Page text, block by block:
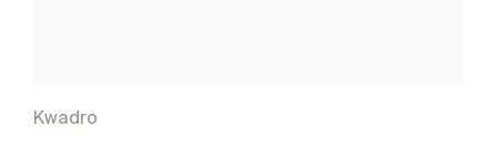
Kwadro